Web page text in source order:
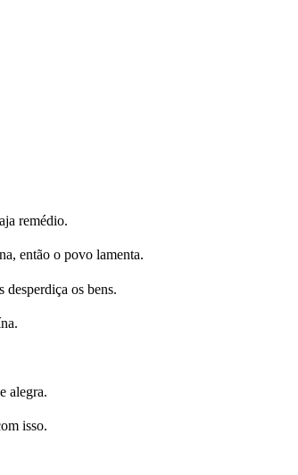
remédio.
então o povo lamenta.
desperdiça os bens.
alegra.
isso.